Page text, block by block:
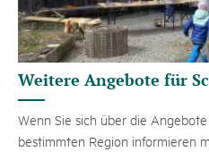
Weitere Angebote für
Wenn Sie sich über die
bestimmten Region informieren